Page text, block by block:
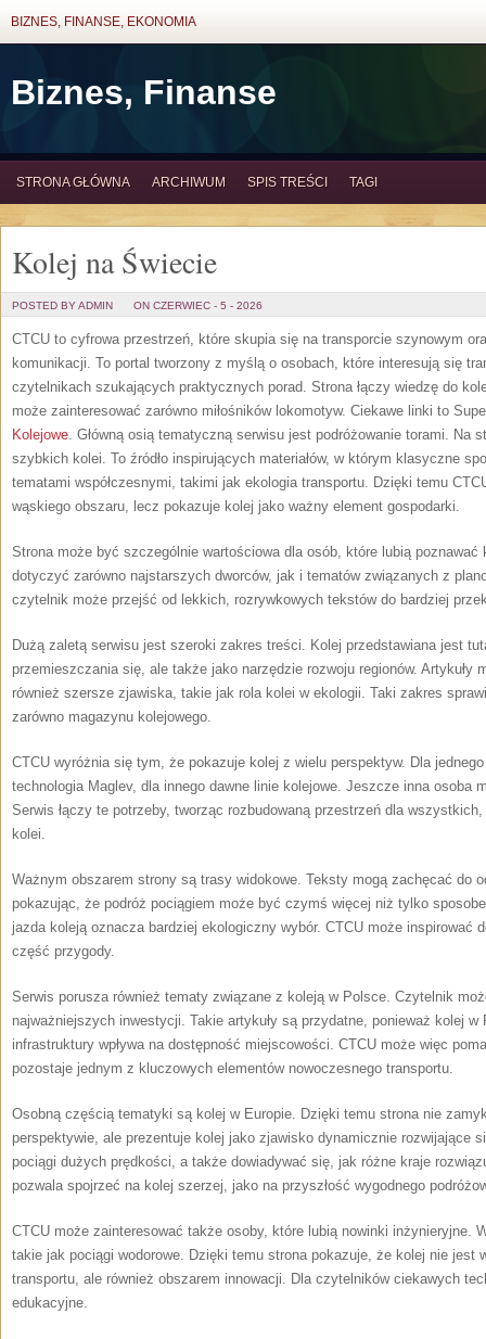
BIZNES, FINANSE, EKONOMIA
Biznes, Finanse
STRONA GŁÓWNA ARCHIWUM SPIS TREŚCI TAGI
Kolej na Świecie
POSTED BY ADMIN ON CZERWIEC - 5 - 2026
CTCU to cyfrowa przestrzeń, które skupia się na transporcie szynowym
komunikacji. To portal tworzony z myślą o osobach, które interesują się
czytelnikach szukających praktycznych porad. Strona łączy wiedzę do
może zainteresować zarówno miłośników lokomotyw. Ciekawe linki to
Kolejowe. Główną osią tematyczną serwisu jest podróżowanie torami. Na
szybkich kolei. To źródło inspirujących materiałów, w którym klasyczne
tematami współczesnymi, takimi jak ekologia transportu. Dzięki temu
wąskiego obszaru, lecz pokazuje kolej jako ważny element gospodarki.
Strona może być szczególnie wartościowa dla osób, które lubią poznawać
dotyczyć zarówno najstarszych dworców, jak i tematów związanych z
czytelnik może przejść od lekkich, rozrywkowych tekstów do bardziej
Dużą zaletą serwisu jest szeroki zakres treści. Kolej przedstawiana jest
przemieszczania się, ale także jako narzędzie rozwoju regionów. Artykuły
również szersze zjawiska, takie jak rola kolei w ekologii. Taki zakres
zarówno magazynu kolejowego.
CTCU wyróżnia się tym, że pokazuje kolej z wielu perspektyw. Dla
technologia Maglev, dla innego dawne linie kolejowe. Jeszcze inna osoba
Serwis łączy te potrzeby, tworząc rozbudowaną przestrzeń dla
kolei.
Ważnym obszarem strony są trasy widokowe. Teksty mogą zachęcać do
pokazując, że podróż pociągiem może być czymś więcej niż tylko
jazda koleją oznacza bardziej ekologiczny wybór. CTCU może inspirować
część przygody.
Serwis porusza również tematy związane z koleją w Polsce. Czytelnik
najważniejszych inwestycji. Takie artykuły są przydatne, ponieważ kolej
infrastruktury wpływa na dostępność miejscowości. CTCU może więc
pozostaje jednym z kluczowych elementów nowoczesnego transportu.
Osobną częścią tematyki są kolej w Europie. Dzięki temu strona nie
perspektywie, ale prezentuje kolej jako zjawisko dynamicznie rozwijające
pociągi dużych prędkości, a także dowiadywać się, jak różne kraje
pozwala spojrzeć na kolej szerzej, jako na przyszłość wygodnego
CTCU może zainteresować także osoby, które lubią nowinki inżynieryjne.
takie jak pociągi wodorowe. Dzięki temu strona pokazuje, że kolej nie jest
transportu, ale również obszarem innowacji. Dla czytelników ciekawych
edukacyjne.